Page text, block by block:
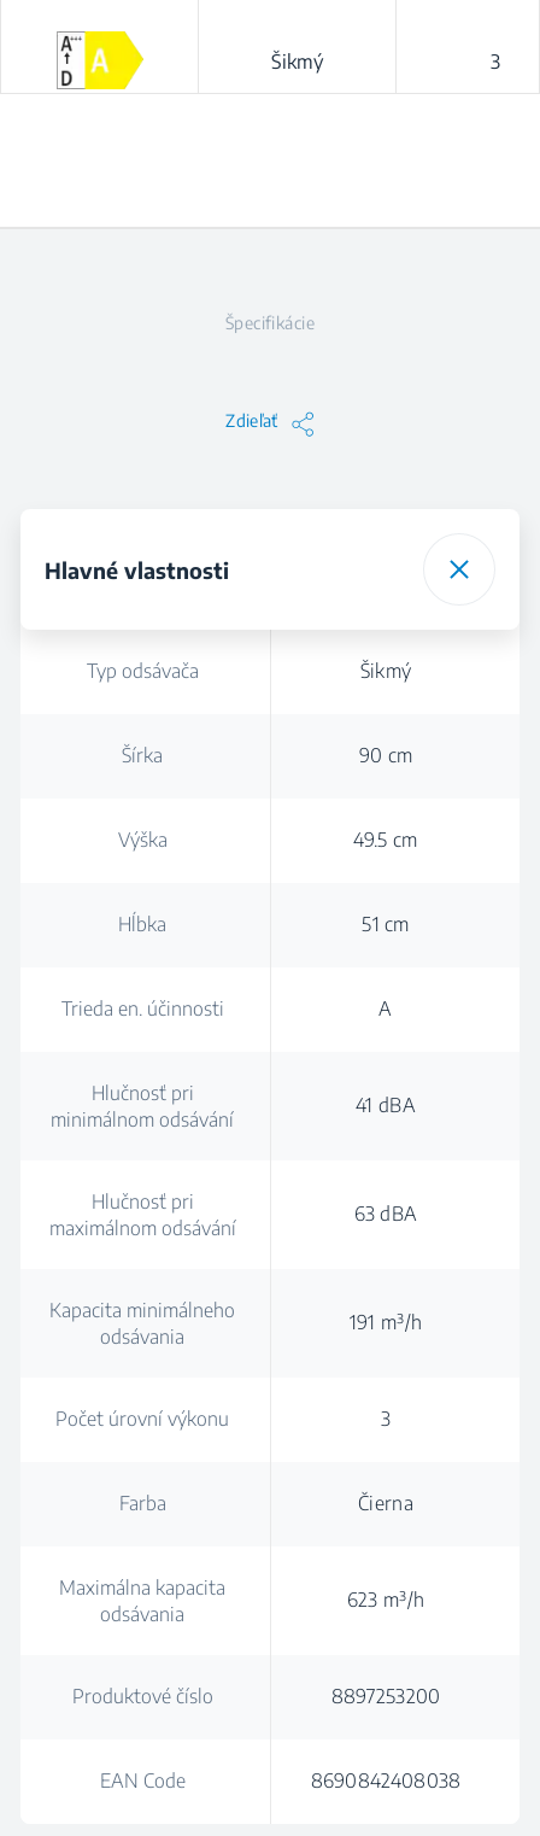
Šikmý 3
Špecifikácie
Zdieľať
Hlavné vlastnosti
Typ odsávača Šikmý
Šírka 90 cm
Výška 49.5 cm
Hĺbka 51 cm
Trieda en. účinnosti A
Hlučnosť pri
minimálnom odsávání
41 dBA
Hlučnosť pri
maximálnom odsávání
63 dBA
Kapacita minimálneho
odsávania
191 m³/h
Počet úrovní výkonu 3
Farba Čierna
Maximálna kapacita
odsávania
623 m³/h
Produktové číslo 8897253200
EAN Code 8690842408038